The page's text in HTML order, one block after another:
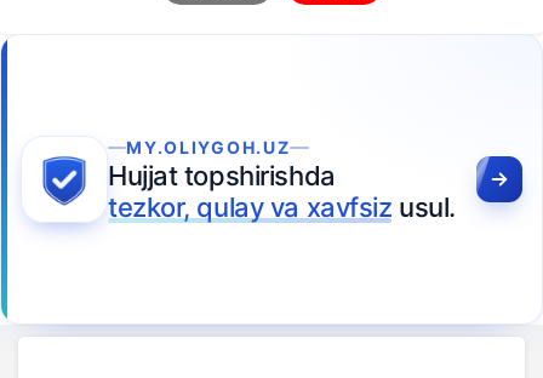
MY.OLIYGOH.UZ
Hujjat topshirishda
tezkor, qulay va xavfsiz usul.